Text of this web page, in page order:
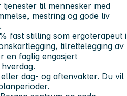
til mennesker med
mestring og gode liv
fast stilling som ergoterapeut i
tilrettelegging av
en faglig engasjert
dag- og aftenvakter. Du vil